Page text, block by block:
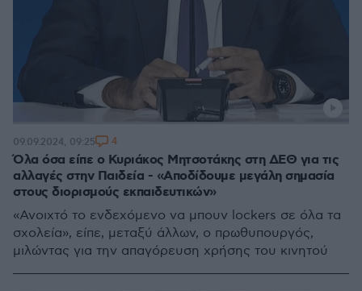
Όλα όσα είπε ο Κυριάκος Μητσοτάκης στη ΔΕΘ για τις
αλλαγές στην Παιδεία - «Αποδίδουμε μεγάλη σημασία
στους διορισμούς εκπαιδευτικών»
«Ανοιχτό το ενδεχόμενο να μπουν lockers σε όλα τα
σχολεία», είπε, μεταξύ άλλων, ο πρωθυπουργός,
μιλώντας για την απαγόρευση χρήσης του κινητού
09.09.2024, 09:25 4